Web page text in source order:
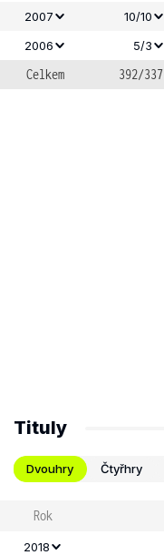
2007
10/10
2006
5/3
Celkem 392/337
Tituly
Dvouhry Čtyřhry
Rok
2018